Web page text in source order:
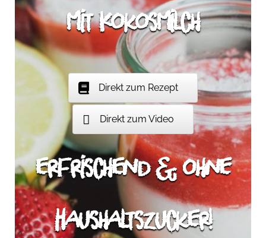
mit Kokosmilch
Direkt zum Rezept
Direkt zum Video
erfrischend & ohne
Haushaltszucker!